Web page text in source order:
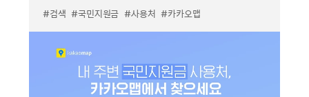
#검색 #국민지원금 #사용처 #카카오맵